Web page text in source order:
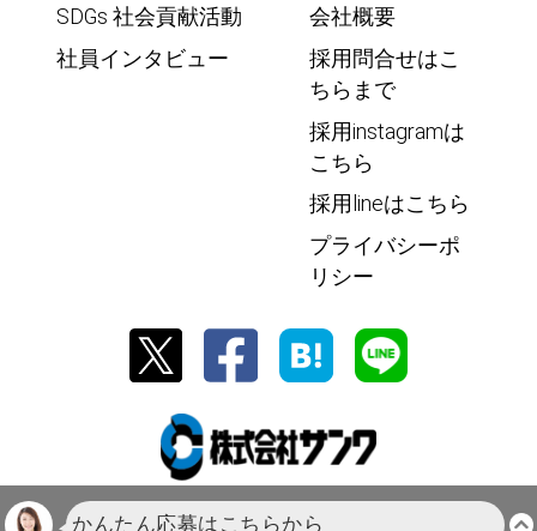
SDGs 社会貢献活動
社員インタビュー
会社概要
採用問合せはこ
ちらまで
採用instagramは
こちら
採用lineはこちら
プライバシーポ
リシー
株式会社サンワ・サンテックス